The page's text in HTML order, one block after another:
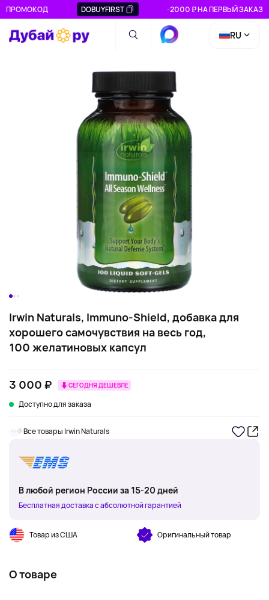
ПРОМОКОД DOBUYFIRST -2000 ₽ НА ПЕРВЫЙ ЗАКАЗ
RU
Irwin Naturals, Immuno-Shield, добавка для
хорошего самочувствия на весь год,
100 желатиновых капсул
3 000 ₽ СЕГОДНЯ ДЕШЕВЛЕ
Доступно для заказа
Все товары Irwin Naturals
В любой регион России за 15-20 дней
Бесплатная доставка с абсолютной гарантией
Товар из США Оригинальный товар
О товаре